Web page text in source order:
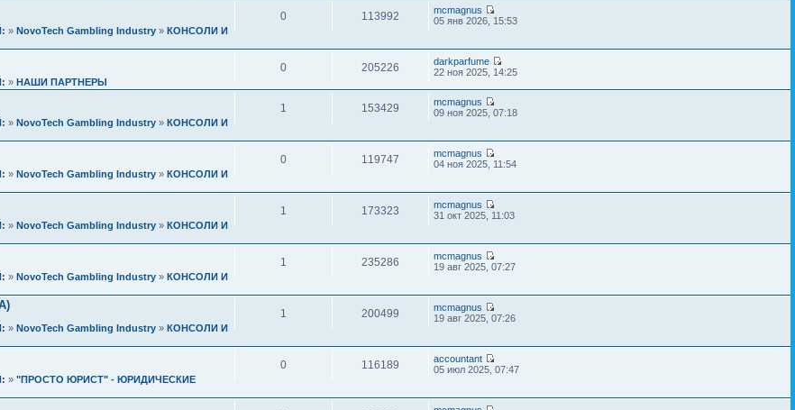
» NovoTech Gambling Industry » КОНСОЛИ И
0 113992
mcmagnus
05 янв 2026, 15:53
» НАШИ ПАРТНЕРЫ
0 205226
darkparfume
22 ноя 2025, 14:25
» NovoTech Gambling Industry » КОНСОЛИ И
1 153429
mcmagnus
09 ноя 2025, 07:18
» NovoTech Gambling Industry » КОНСОЛИ И
0 119747
mcmagnus
04 ноя 2025, 11:54
» NovoTech Gambling Industry » КОНСОЛИ И
1 173323
mcmagnus
31 окт 2025, 11:03
» NovoTech Gambling Industry » КОНСОЛИ И
1 235286
mcmagnus
19 авг 2025, 07:27
» NovoTech Gambling Industry » КОНСОЛИ И
1 200499
mcmagnus
19 авг 2025, 07:26
» "ПРОСТО ЮРИСТ" - ЮРИДИЧЕСКИЕ
0 116189
accountant
05 июл 2025, 07:47